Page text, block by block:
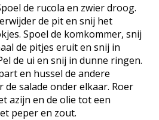
de rucola en zwier droog.
de pit en snij het
Spoel de komkommer, snij
de pitjes eruit en snij in
de ui en snij in dunne ringen.
en hussel de andere
salade onder elkaar. Roer
azijn en de olie tot een
peper en zout.